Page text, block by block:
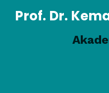
Prof. Dr.